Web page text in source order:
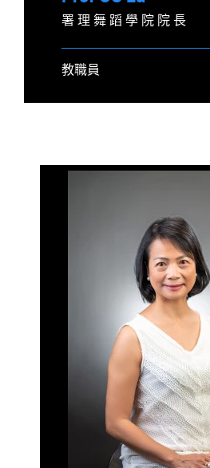
署 理 舞 蹈 學 院 院 長
教職員